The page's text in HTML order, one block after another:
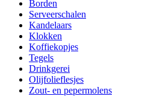
Borden
Serveerschalen
Kandelaars
Klokken
Koffiekopjes
Tegels
Drinkgerei
Olijfolieflesjes
Zout- en pepermolens